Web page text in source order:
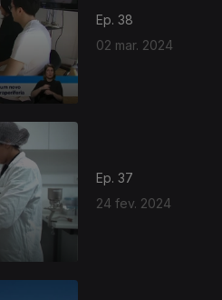
Ep. 38
02 mar. 2024
Ep. 37
24 fev. 2024